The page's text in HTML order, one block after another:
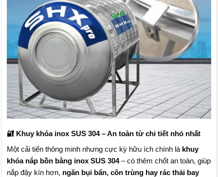
🔐 Khuy khóa inox SUS 304 – An toàn từ chi tiết nhỏ nhất
Một cải tiến thông minh nhưng cực kỳ hữu ích chính là khuy
khóa nắp bồn bằng inox SUS 304– có thêm chốt an toàn, giúp
nắp đậy kín hơn, ngăn bụi bẩn, côn trùng hay rác thải bay